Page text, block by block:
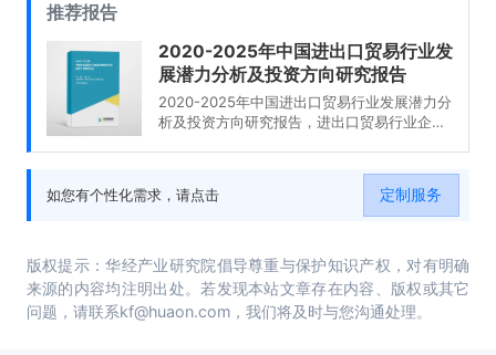
推荐报告
2020-2025年中国进出口贸易行业发
展潜力分析及投资方向研究报告
2020-2025年中国进出口贸易行业发展潜力分
析及投资方向研究报告，进出口贸易行业企业
国进出口贸易行业发展战略及规划建议。
如您有个性化需求，请点击 定制服务
版权提示：华经产业研究院倡导尊重与保护知识产权，对有明确
来源的内容均注明出处。若发现本站文章存在内容、版权或其它
问题，请联系kf@huaon.com，我们将及时与您沟通处理。